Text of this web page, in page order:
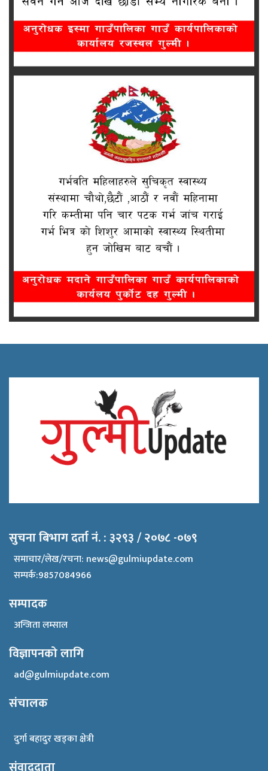
सुचना बिभाग दर्ता नं. : ३२९३ / २०७८ -०७९
समाचार/लेख/रचना: news@gulmiupdate.com
सम्पर्क:9857084966
सम्पादक
अन्जिता लम्साल
विज्ञापनको लागि
ad@gulmiupdate.com
संचालक
दुर्गा बहादुर खड्का क्षेत्री